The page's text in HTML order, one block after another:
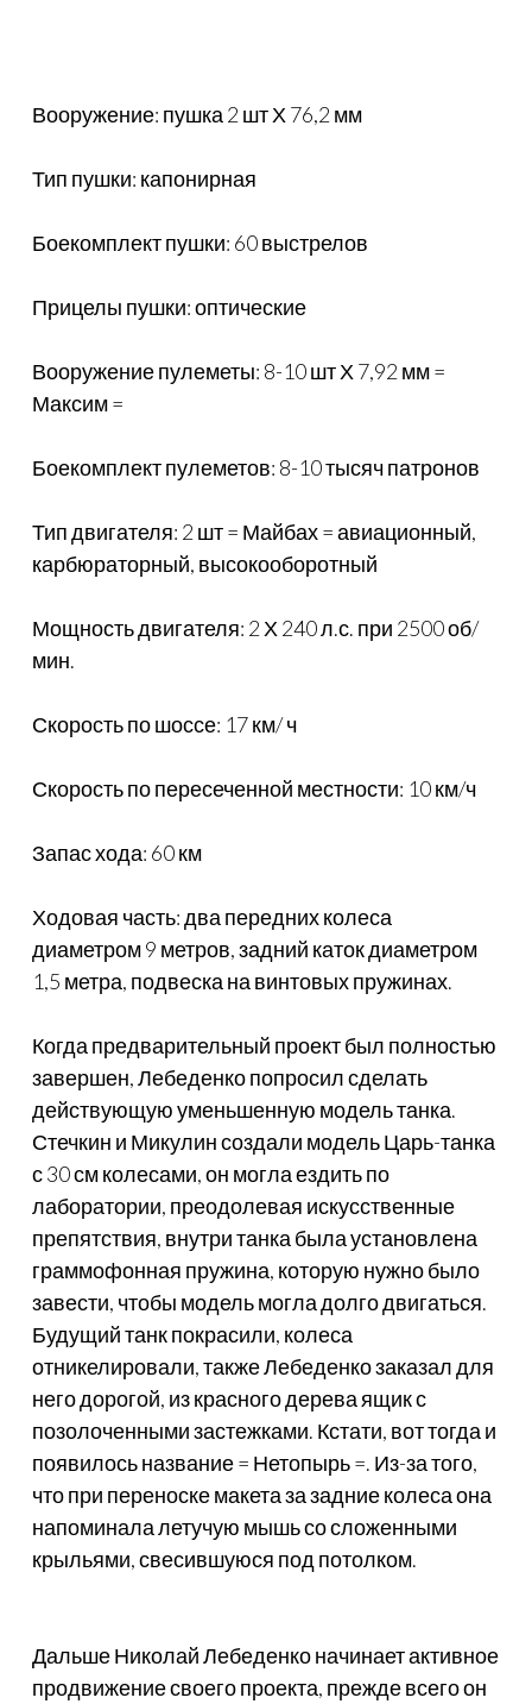
Вооружение: пушка 2 шт Х 76,2 мм
Тип пушки: капонирная
Боекомплект пушки: 60 выстрелов
Прицелы пушки: оптические
Вооружение пулеметы: 8-10 шт Х 7,92 мм =
Максим =
Боекомплект пулеметов: 8-10 тысяч патронов
Тип двигателя: 2 шт = Майбах = авиационный,
карбюраторный, высокооборотный
Мощность двигателя: 2 Х 240 л.с. при 2500 об/
мин.
Скорость по шоссе: 17 км/ ч
Скорость по пересеченной местности: 10 км/ч
Запас хода: 60 км
Ходовая часть: два передних колеса
диаметром 9 метров, задний каток диаметром
1,5 метра, подвеска на винтовых пружинах.
Когда предварительный проект был полностью
завершен, Лебеденко попросил сделать
действующую уменьшенную модель танка.
Стечкин и Микулин создали модель Царь-танка
с 30 см колесами, он могла ездить по
лаборатории, преодолевая искусственные
препятствия, внутри танка была установлена
граммофонная пружина, которую нужно было
завести, чтобы модель могла долго двигаться.
Будущий танк покрасили, колеса
отникелировали, также Лебеденко заказал для
него дорогой, из красного дерева ящик с
позолоченными застежками. Кстати, вот тогда и
появилось название = Нетопырь =. Из-за того,
что при переноске макета за задние колеса она
напоминала летучую мышь со сложенными
крыльями, свесившуюся под потолком.
Дальше Николай Лебеденко начинает активное
продвижение своего проекта, прежде всего он